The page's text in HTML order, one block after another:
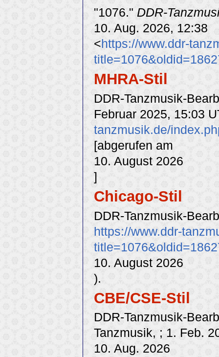
"1076." DDR-
10. Aug. 2026, 12:38
<https://www.ddr-
MHRA-Stil
DDR-Tanzmusik-
Februar 2025, 15:03
tanzmusik.de/
[abgerufen am
10. August 2026
]
Chicago-Stil
DDR-Tanzmusik-
https://www.ddr-
10. August 2026
).
CBE/CSE-Stil
DDR-Tanzmusik-
Tanzmusik, ; 1. Feb.
10. Aug. 2026